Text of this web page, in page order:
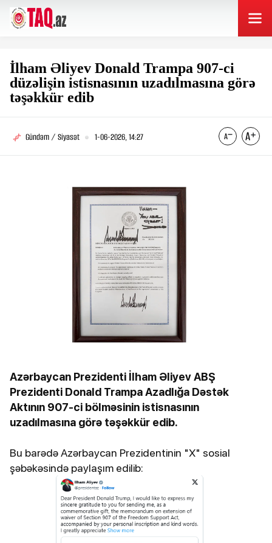
İlham Əliyev Donald Trampa 907-ci
düzəlişin istisnasının uzadılmasına görə
təşəkkür edib
Gündəm / Siyasət 1-06-2026, 14:27
Azərbaycan Prezidenti İlham Əliyev ABŞ
Prezidenti Donald Trampa Azadlığa Dəstək
Aktının 907-ci bölməsinin istisnasının
uzadılmasına görə təşəkkür edib.
Bu barədə Azərbaycan Prezidentinin "X" sosial
şəbəkəsində paylaşım edilib: